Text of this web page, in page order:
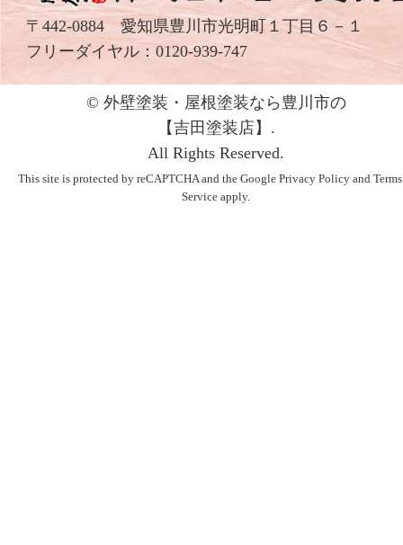
〒442-0884 愛知県豊川市光明町１丁目６－１
フリーダイヤル： 0120-939-747
© 外壁塗装・屋根塗装なら豊川市の
【吉⽥塗装店】.
All Rights Reserved.
This site is protected by reCAPTCHA and the Google Privacy Policyand
Service apply.